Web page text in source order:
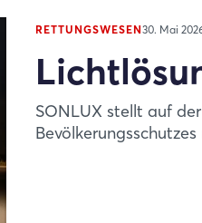
RETTUNGSWESEN30. Mai
SONLUX stellt auf